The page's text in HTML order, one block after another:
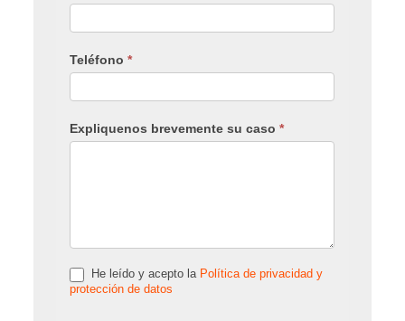
Teléfono*
Expliquenos brevemente su caso*
He leído y acepto la Política de privacidad y
protección de datos